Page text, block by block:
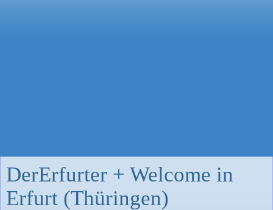
DerErfurter + Welcome in
Erfurt (Thüringen)